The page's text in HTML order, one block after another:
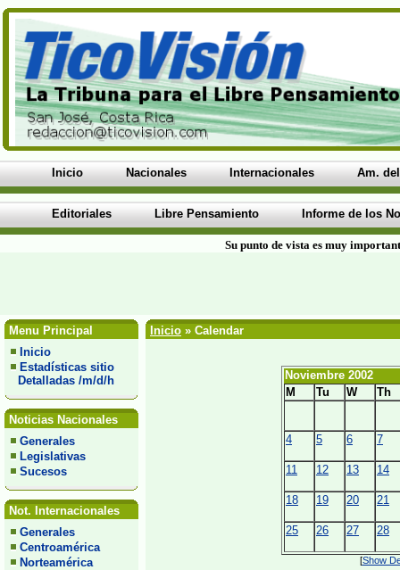
Inicio Nacionales Internacionales Am.
Editoriales Libre Pensamiento Informe de los
Su punto de vista es muy
Menu Principal
Inicio
Estadísticas sitio
Detalladas /m/d/h
Noticias Nacionales
Generales
Legislativas
Sucesos
Not. Internacionales
Generales
Centroamérica
Norteamérica
Inicio » Calendar
Noviembre 2002
M
Tu W Th
4 5 6 7
11 12 13 14
18 19 20 21
25 26 27 28
[Show